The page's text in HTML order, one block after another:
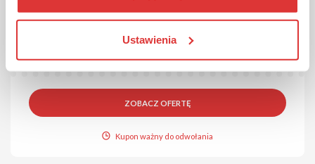
Ustawienia
Zawieszki z bursztynem w Lawaiia!
Szeroka oferta zawieszek z bursztynami w asortymencie
ZOBACZ OFERTĘ
Kupon ważny do odwołania